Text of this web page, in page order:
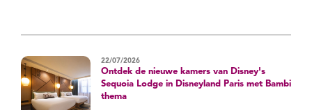
22/07/2026
Ontdek de nieuwe kamers van Disney's
Sequoia Lodge in Disneyland Paris met Bambi
thema